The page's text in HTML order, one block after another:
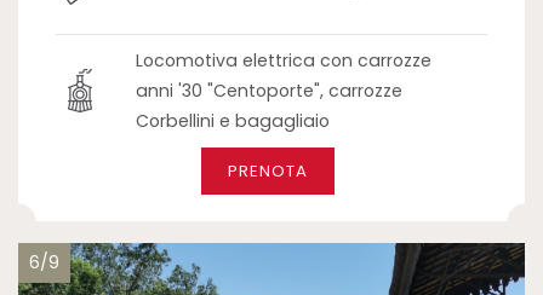
Locomotiva elettrica con carrozze
anni '30 "Centoporte", carrozze
Corbellini e bagagliaio
PRENOTA
6/9